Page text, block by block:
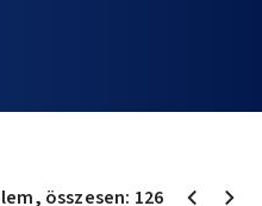
, összesen: 126